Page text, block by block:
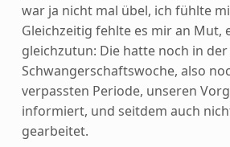
war ja nicht mal übel, ich fühlte
Gleichzeitig fehlte es mir an Mut,
gleichzutun: Die hatte noch in der
Schwangerschaftswoche, also
verpassten Periode, unseren
informiert, und seitdem auch
gearbeitet.